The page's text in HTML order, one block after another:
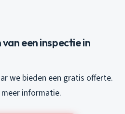
een inspectie in
we bieden een gratis offerte.
informatie.